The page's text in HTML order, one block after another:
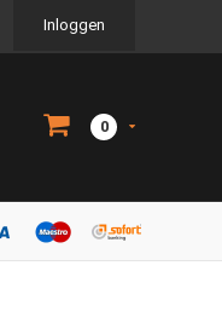
Inloggen
0